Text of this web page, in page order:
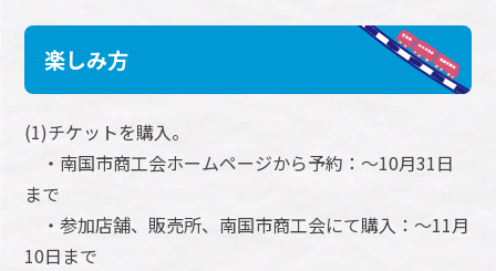
楽しみ方
(1)チケットを購入。
・南国市商工会ホームページから予約：～10月31日
まで
・参加店舗、販売所、南国市商工会にて購入：～11月
10日まで